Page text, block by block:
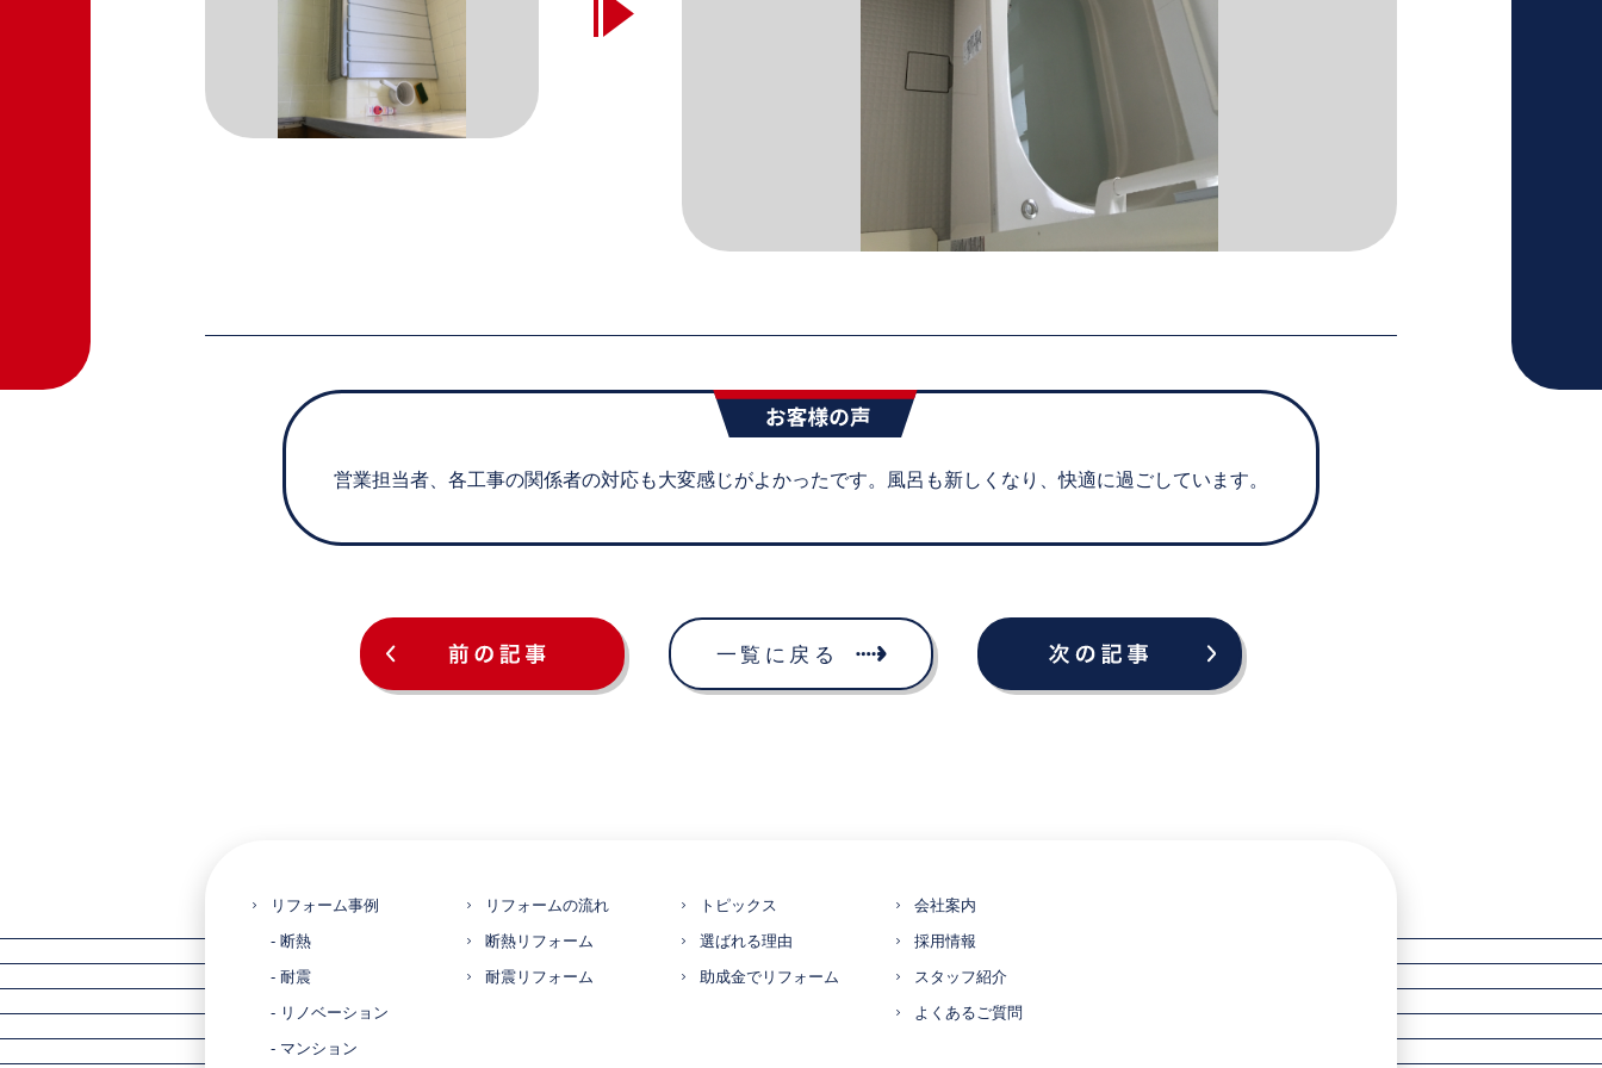
営業担当者、各工事の関係者の対応も大変感じがよかったです。風呂も新しくなり、快適に過ごしています。
リフォーム事例
- 断熱
- 耐震
- リノベーション
- マンション
リフォームの流れ
断熱リフォーム
耐震リフォーム
トピックス
選ばれる理由
助成金でリフォーム
会社案内
採用情報
スタッフ紹介
よくあるご質問